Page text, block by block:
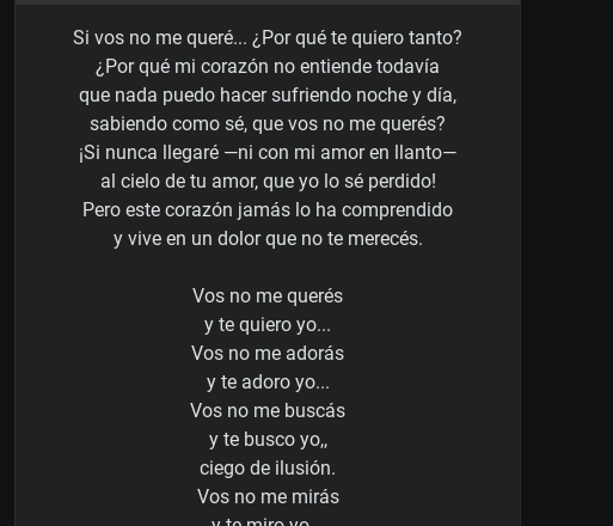
Si vos no me queré... ¿Por qué te quiero tanto?
¿Por qué mi corazón no entiende todavía
que nada puedo hacer sufriendo noche y día,
sabiendo como sé, que vos no me querés?
¡Si nunca llegaré —ni con mi amor en llanto—
al cielo de tu amor, que yo lo sé perdido!
Pero este corazón jamás lo ha comprendido
y vive en un dolor que no te merecés.
Vos no me querés
y te quiero yo...
Vos no me adorás
y te adoro yo...
Vos no me buscás
y te busco yo,,
ciego de ilusión.
Vos no me mirás